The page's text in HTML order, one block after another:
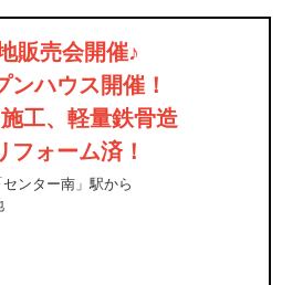
販売会開催♪
ンハウス開催！
工、軽量鉄骨造
フォーム済！
ンター南」駅から